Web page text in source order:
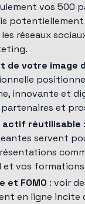
vos 500
potentiellement
réseaux
de votre image
innovante et
partenaires et
actif réutilisable
servent
et vos
et FOMO : voir
en ligne incite